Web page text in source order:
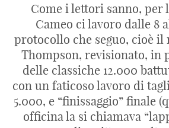
Come i lettori sanno, per
Cameo ci lavoro dalle 8
protocollo che seguo, cioè
Thompson, revisionato, in
delle classiche 12.000
con un faticoso lavoro di
5.000, e “finissaggio” finale
officina la si chiamava